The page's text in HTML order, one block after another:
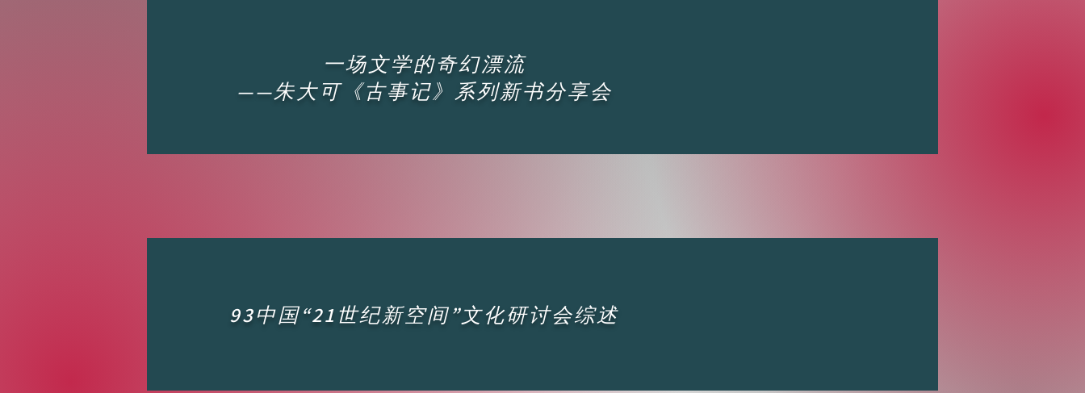
一场文学的奇幻漂流
——朱大可《古事记》系列新书分享会
93中国“21世纪新空间”文化研讨会综述